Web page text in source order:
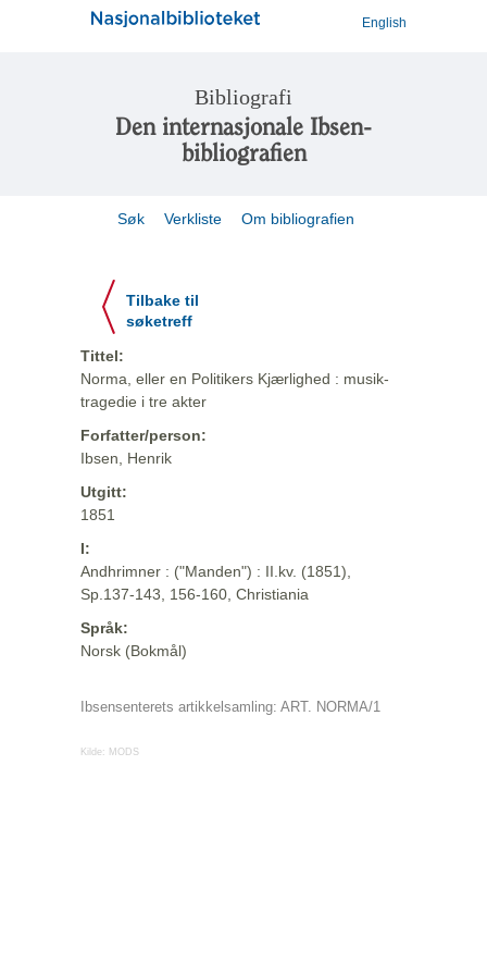
English
Bibliografi
Den internasjonale Ibsen-
bibliografien
Søk Verkliste Om bibliografien
Tilbake til
søketreff
Tittel:
Norma, eller en Politikers Kjærlighed : musik-
tragedie i tre akter
Forfatter/person:
Ibsen, Henrik
Utgitt:
1851
I:
Andhrimner : ("Manden") : II.kv. (1851),
Sp.137-143, 156-160, Christiania
Språk:
Norsk (Bokmål)
Ibsensenterets artikkelsamling: ART. NORMA/1
Kilde: MODS